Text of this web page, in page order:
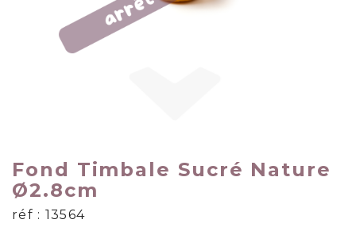
Fond Timbale Sucré Nature
Ø2.8cm
réf : 13564